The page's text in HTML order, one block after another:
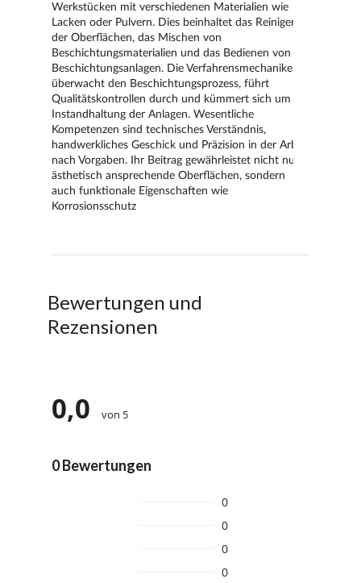
Bewertungen und
Rezensionen
0,0 von 5
0 Bewertungen
0
0
0
0